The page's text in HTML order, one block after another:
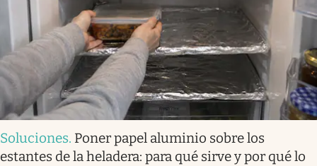
Soluciones. Poner papel aluminio sobre los
estantes de la heladera: para qué sirve y por qué lo